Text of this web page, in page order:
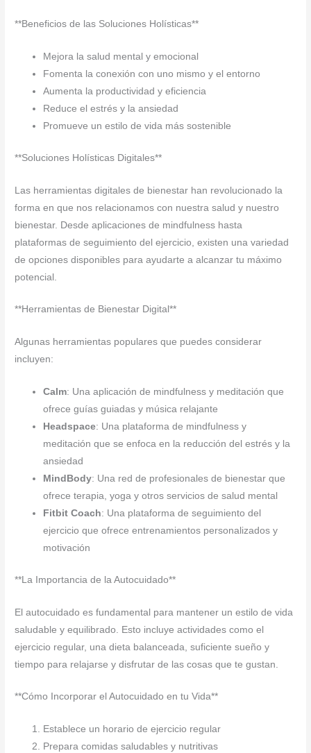
**Beneficios de las Soluciones Holísticas**
Mejora la salud mental y emocional
Fomenta la conexión con uno mismo y el entorno
Aumenta la productividad y eficiencia
Reduce el estrés y la ansiedad
Promueve un estilo de vida más sostenible
**Soluciones Holísticas Digitales**
Las herramientas digitales de bienestar han revolucionado la
forma en que nos relacionamos con nuestra salud y nuestro
bienestar. Desde aplicaciones de mindfulness hasta
plataformas de seguimiento del ejercicio, existen una variedad
de opciones disponibles para ayudarte a alcanzar tu máximo
potencial.
**Herramientas de Bienestar Digital**
Algunas herramientas populares que puedes considerar
incluyen:
Calm: Una aplicación de mindfulness y meditación que
ofrece guías guiadas y música relajante
Headspace: Una plataforma de mindfulness y
meditación que se enfoca en la reducción del estrés y la
ansiedad
MindBody: Una red de profesionales de bienestar que
ofrece terapia, yoga y otros servicios de salud mental
Fitbit Coach: Una plataforma de seguimiento del
ejercicio que ofrece entrenamientos personalizados y
motivación
**La Importancia de la Autocuidado**
El autocuidado es fundamental para mantener un estilo de vida
saludable y equilibrado. Esto incluye actividades como el
ejercicio regular, una dieta balanceada, suficiente sueño y
tiempo para relajarse y disfrutar de las cosas que te gustan.
**Cómo Incorporar el Autocuidado en tu Vida**
Establece un horario de ejercicio regular
Prepara comidas saludables y nutritivas